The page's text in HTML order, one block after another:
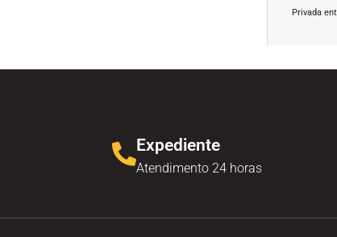
Privada
Expediente
Atendimento 24 horas